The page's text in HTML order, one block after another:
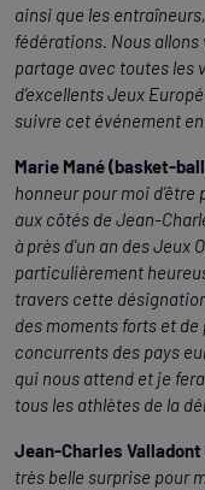
ainsi que les
fédérations. Nous
partage avec toutes les
d’excellents Jeux
suivre cet événement
Marie Mané (basket-
honneur pour moi
aux côtés de Jean-
à près d'un an des Jeux
particulièrement
travers cette
des moments forts et
concurrents des pays
qui nous attend et je
tous les athlètes de la
Jean-Charles
très belle surprise pour